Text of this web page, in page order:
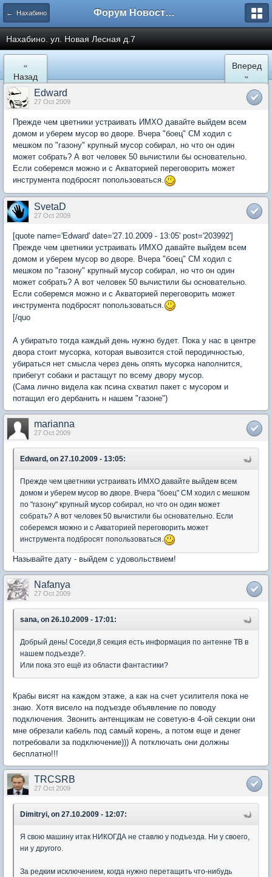
← Нахабино Форум Новостройки
Нахабино. ул. Новая Лесная д.7
«
Назад
Вперед
»
Edward
27 Oct 2009
Прежде чем цветники устраивать ИМХО давайте выйдем всем
домом и уберем мусор во дворе. Вчера "боец" СМ ходил с
мешком по "газону" крупный мусор собирал, но что он один
может собрать? А вот человек 50 вычистили бы основательно.
Если соберемся можно и с Акваторией переговорить может
инструмента подбросят попользоваться.
SvetaD
27 Oct 2009
[quote name='Edward' date='27.10.2009 - 13:05' post='203992']
Прежде чем цветники устраивать ИМХО давайте выйдем всем
домом и уберем мусор во дворе. Вчера "боец" СМ ходил с
мешком по "газону" крупный мусор собирал, но что он один
может собрать? А вот человек 50 вычистили бы основательно.
Если соберемся можно и с Акваторией переговорить может
инструмента подбросят попользоваться.
[/quo
А убиратьто тогда каждый день нужно будет. Пока у нас в центре
двора стоит мусорка, которая вывозится стой перодичностью,
убираться нет смысла через день опять мусорка наполнится,
прибегут собаки и растащут по всему двору мусор.
(Сама лично видела как псина схватил пакет с мусором и
потащил его дербанить н нашем "газоне")
marianna
27 Oct 2009
Edward, on 27.10.2009 - 13:05:
Прежде чем цветники устраивать ИМХО давайте выйдем всем
домом и уберем мусор во дворе. Вчера "боец" СМ ходил с мешком
по "газону" крупный мусор собирал, но что он один может
собрать? А вот человек 50 вычистили бы основательно. Если
соберемся можно и с Акваторией переговорить может
инструмента подбросят попользоваться.
Называйте дату - выйдем с удовольствием!
Nafanya
27 Oct 2009
sana, on 26.10.2009 - 17:01:
Добрый день! Соседи,8 секция есть информация по антенне ТВ в
нашем подъезде?.
Или пока это ещё из области фантастики?
Крабы висят на каждом этаже, а как на счет усилителя пока не
знаю. Хотя висело на подъезде объявление по поводу
подключения. Звонить антенщикам не советую-в 4-ой секции они
мне обрезали кабель под самый корень, а потом еще и денег
потребовали за подключение))) А потключать они должны
бесплатно!!!
TRCSRB
27 Oct 2009
Dimitryi, on 27.10.2009 - 12:07:
Я свою машину итак НИКОГДА не ставлю у подъезда. Ни у своего,
ни у другого.
За редким исключением, когда нужно перетащить что-нибудь